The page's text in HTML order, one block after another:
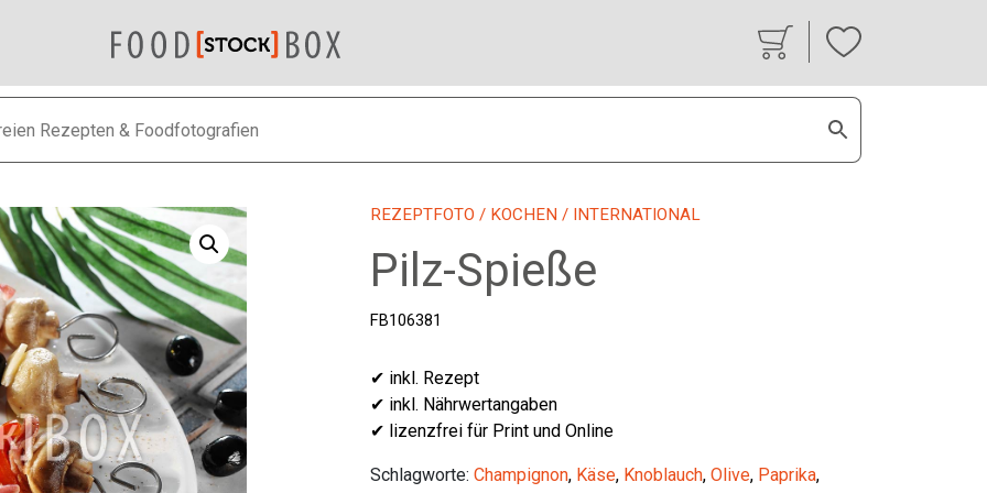
REZEPTFOTO / KOCHEN / INTERNATIONAL
Pilz-Spieße
FB106381
✔ inkl. Rezept
✔ inkl. Nährwertangaben
✔ lizenzfrei für Print und Online
Schlagworte: Champignon, Käse, Knoblauch, Olive, Paprika,